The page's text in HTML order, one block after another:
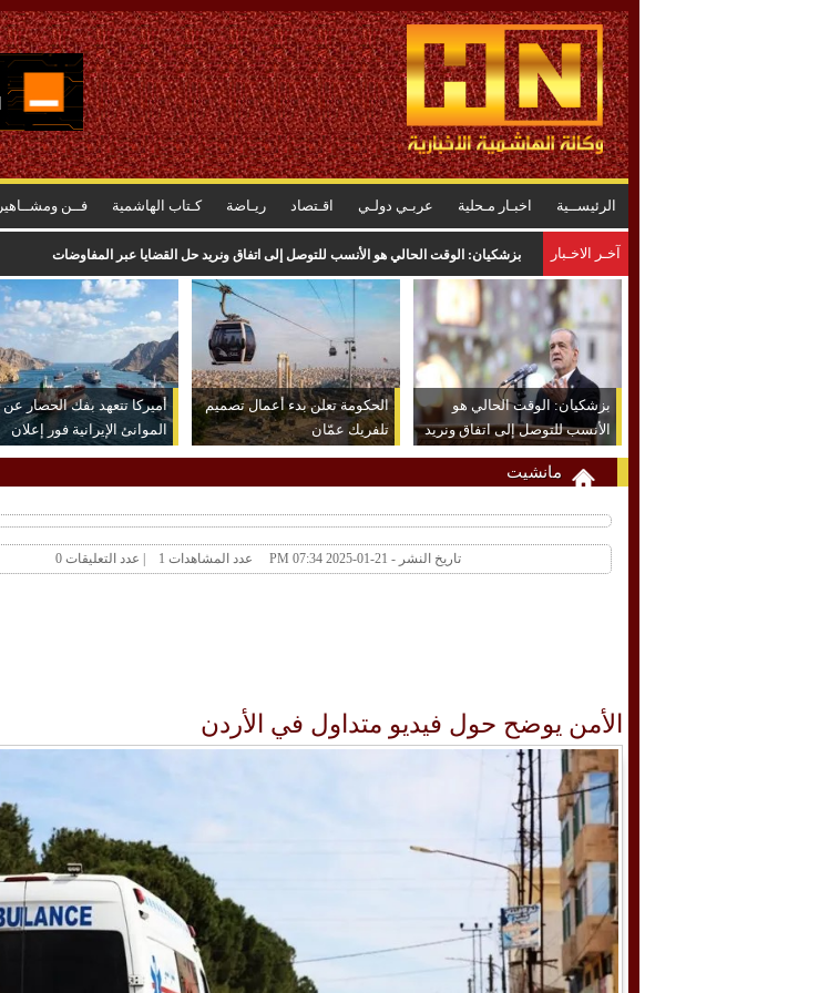
الرئيســية اخبـار مـحلية عربـي دولـي اقـتصاد ريـاضة كـتاب الهاشمية فــن ومشــاهير
آخـر الاخـبار بزشكيان: الوقت الحالي هو الأنسب للتوصل إلى اتفاق ونريد حل القضايا عبر المفاوضات
بزشكيان: الوقت الحالي هو
الأنسب للتوصل إلى اتفاق ونريد
حل القضايا عبر المفاوضات
الحكومة تعلن بدء أعمال تصميم
تلفريك عمّان
أميركا تتعهد بفك الحصار عن
الموانئ الإيرانية فور إعلان
الاتفاق
مانشيت
تاريخ النشر - 21-01-2025 07:34 PM عدد المشاهدات 1 | عدد التعليقات 0
الأمن يوضح حول فيديو متداول في الأردن